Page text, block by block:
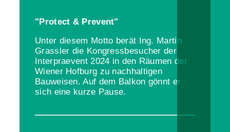
"Protect & Prevent"
Unter diesem Motto berät Ing. Martin
Grassler die Kongressbesucher der
Interpraevent 2024 in den Räumen der
Wiener Hofburg zu nachhaltigen
Bauweisen. Auf dem Balkon gönnt er
sich eine kurze Pause.